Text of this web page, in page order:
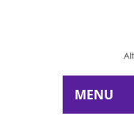
MENU